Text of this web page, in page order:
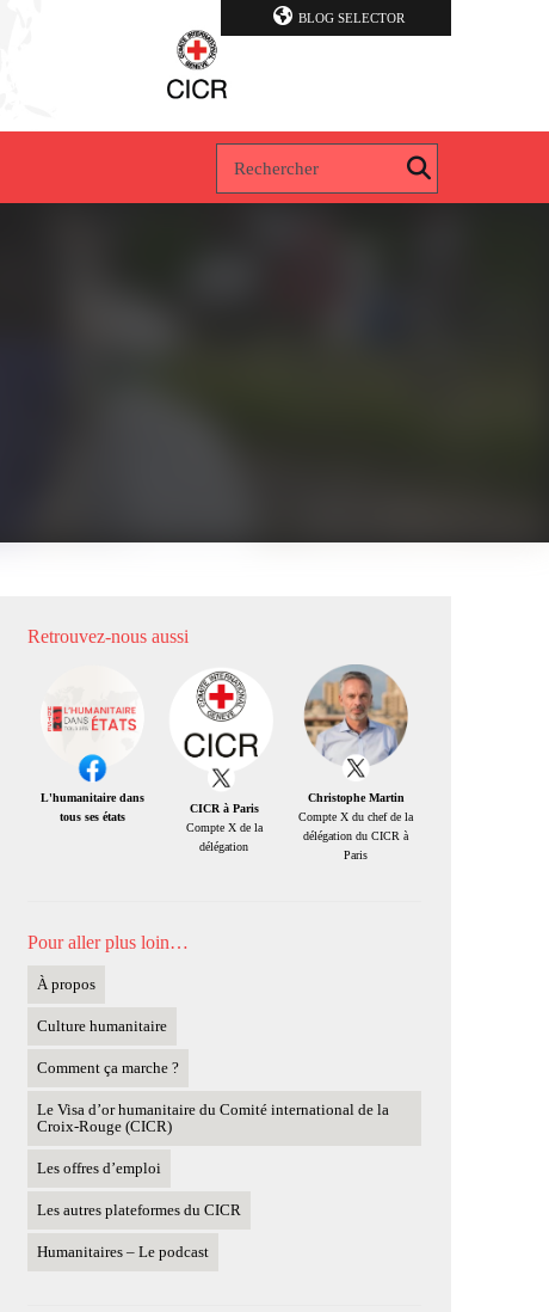
BLOG SELECTOR
Retrouvez-nous aussi
L'humanitaire dans
tous ses états
CICR à Paris
Compte X de la
délégation
Christophe Martin
Compte X du chef de la
délégation du CICR à
Paris
Pour aller plus loin…
À propos
Culture humanitaire
Comment ça marche ?
Le Visa d’or humanitaire du Comité international de la
Croix-Rouge (CICR)
Les offres d’emploi
Les autres plateformes du CICR
Humanitaires – Le podcast